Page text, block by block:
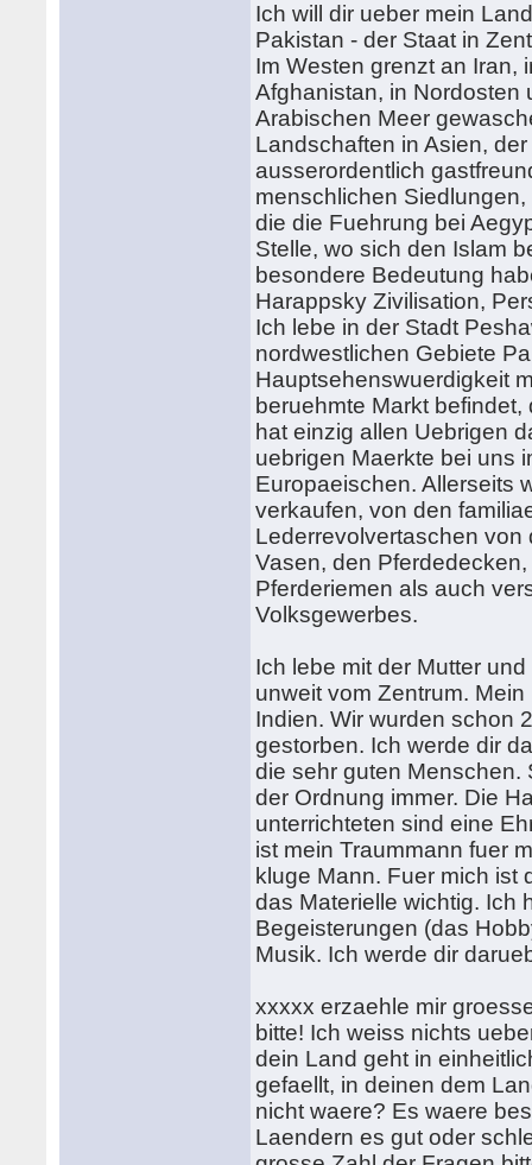
Ich will dir ueber mein
Pakistan - der Staat in
Im Westen grenzt an Iran,
Afghanistan, in Nordosten
Arabischen Meer
Landschaften in Asien,
ausserordentlich
menschlichen
die die Fuehrung bei
Stelle, wo sich den Islam
besondere Bedeutung
Harappsky Zivilisation,
Ich lebe in der Stadt
nordwestlichen Gebiete
Hauptsehenswuerdigkeit
beruehmte Markt
hat einzig allen Uebrigen
uebrigen Maerkte bei uns
Europaeischen. Allerseits
verkaufen, von den
Lederrevolvertaschen von
Vasen, den
Pferderiemen als auch
Volksgewerbes.
Ich lebe mit der Mutter
unweit vom Zentrum.
Indien. Wir wurden schon
gestorben. Ich werde dir
die sehr guten Menschen.
der Ordnung immer. Die
unterrichteten sind eine
ist mein Traummann fuer
kluge Mann. Fuer mich ist
das Materielle wichtig. Ich
Begeisterungen (das
Musik. Ich werde dir
xxxxx erzaehle mir
bitte! Ich weiss nichts
dein Land geht in
gefaellt, in deinen dem
nicht waere? Es waere
Laendern es gut oder